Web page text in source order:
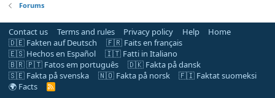
Forums
Contact us Terms and rules Privacy policy Help
Home
🇩🇪 Fakten auf Deutsch
🇫🇷 Faits en français
🇪🇸 Hechos en Español
🇮🇹 Fatti in Italiano
🇧🇷 🇵🇹 Fatos em português
🇩🇰 Fakta på dansk
🇸🇪 Fakta på svenska
🇳🇴 Fakta på norsk
🇫🇮 Faktat suomeksi
🌍 Facts
R